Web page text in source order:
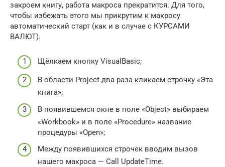
закроем книгу, работа макроса прекратится. Для того,
чтобы избежать этого мы прикрутим к макросу
автоматический старт (как и в случае с КУРСАМИ
ВАЛЮТ).
Щёлкаем кнопку VisualBasic;
В области Project два раза кликаем строчку «Эта
книга»;
В появившемся окне в поле «Object» выбираем
«Workbook» и в поле «Procedure» название
процедуры «Open»;
Между появившихся строчек вводим вызов
нашего макроса — Call UpdateTime.